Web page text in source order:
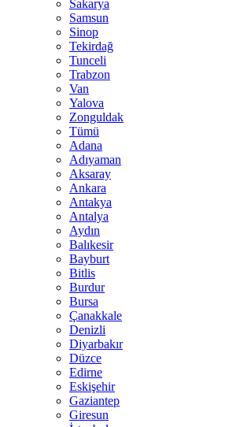
Sakarya
Samsun
Sinop
Tekirdağ
Tunceli
Trabzon
Van
Yalova
Zonguldak
Tümü
Adana
Adıyaman
Aksaray
Ankara
Antakya
Antalya
Aydın
Balıkesir
Bayburt
Bitlis
Burdur
Bursa
Çanakkale
Denizli
Diyarbakır
Düzce
Edirne
Eskişehir
Gaziantep
Giresun